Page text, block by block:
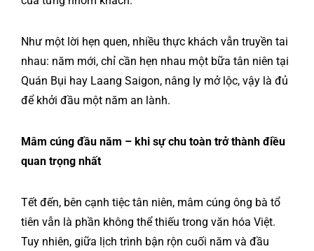
Như một lời hẹn quen, nhiều thực khách vẫn truyền tai
nhau: năm mới, chỉ cần hẹn nhau một bữa tân niên tại
Quán Bụi hay Laang Saigon, nâng ly mở lộc, vậy là đủ
để khởi đầu một năm an lành.
Mâm cúng đầu năm – khi sự chu toàn trở thành điều
quan trọng nhất
Tết đến, bên cạnh tiệc tân niên, mâm cúng ông bà tổ
tiên vẫn là phần không thể thiếu trong văn hóa Việt.
Tuy nhiên, giữa lịch trình bận rộn cuối năm và đầu